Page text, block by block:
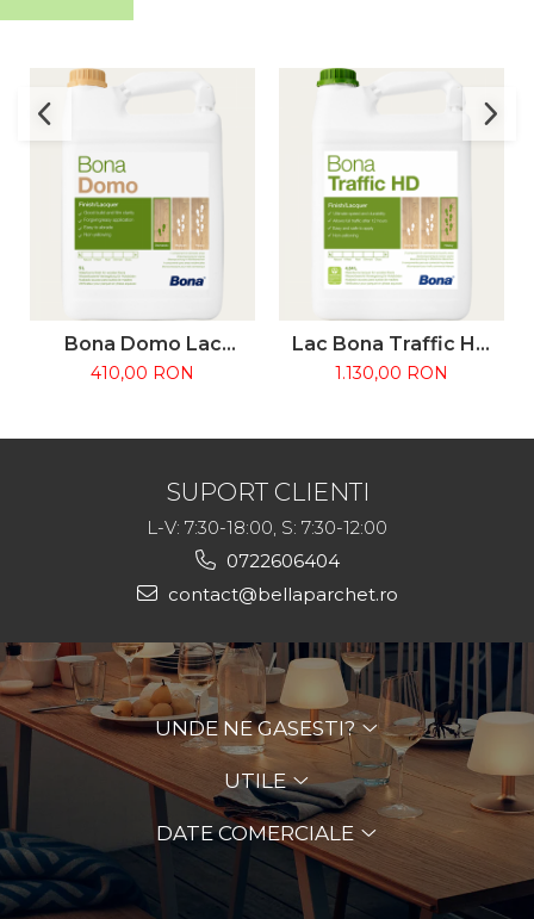
Bona Domo Lac
Parchet
Monocomponent pe
Satinat, 5L
410,00 RON
Lac Bona Traffic HD
4.95L - Bicomponent
pentru trafic intens
1.130,00 RON
SUPORT CLIENTI
L-V: 7:30-18:00, S: 7:30-12:00
0722606404
contact@bellaparchet.ro
UNDE NE GASESTI?
UTILE
DATE COMERCIALE